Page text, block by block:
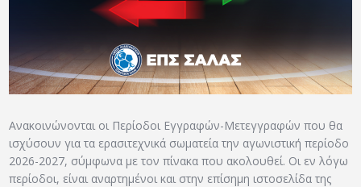
ΑΡΧΕΙΟ
ΕΠΙΚΟΙΝΩΝΙΑ
Ανακοινώνονται οι Περίοδοι Εγγραφών-Μετεγγραφών που θα
ισχύσουν για τα ερασιτεχνικά σωματεία την αγωνιστική περίοδο
2026-2027, σύμφωνα με τον πίνακα που ακολουθεί. Οι εν λόγω
περίοδοι, είναι αναρτημένοι και στην επίσημη ιστοσελίδα της